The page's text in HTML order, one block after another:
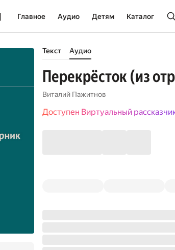
Главное Аудио Детям Каталог
Текст Аудио
Перекрёсток (из
Виталий Пажитнов
Доступен Виртуальный